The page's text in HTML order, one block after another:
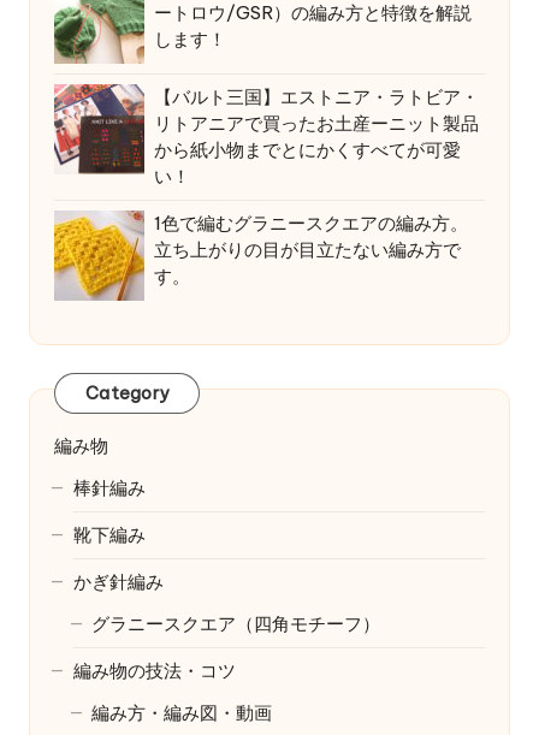
ートロウ/GSR）の編み方と特徴を解説
します！
【バルト三国】エストニア・ラトビア・
リトアニアで買ったお土産ーニット製品
から紙小物までとにかくすべてが可愛
い！
1色で編むグラニースクエアの編み方。
立ち上がりの目が目立たない編み方で
す。
Category
編み物
棒針編み
靴下編み
かぎ針編み
グラニースクエア（四角モチーフ）
編み物の技法・コツ
編み方・編み図・動画